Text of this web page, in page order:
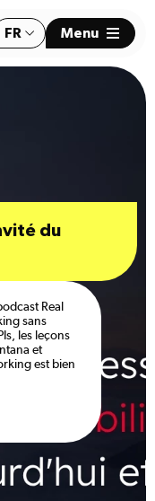
FR
EN
Menu
du
Real
sans
les leçons
et
est bien